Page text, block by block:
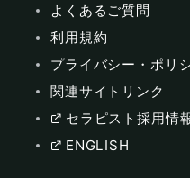
よくあるご質問
利用規約
プライバシー・ポリ
関連サイトリンク
セラピスト採用情
ENGLISH